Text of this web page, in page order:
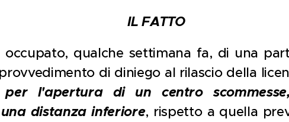
IL FATTO
occupato, qualche settimana fa, di una
di diniego al rilascio della
per l'apertura di un centro
distanza inferiore, rispetto a quella